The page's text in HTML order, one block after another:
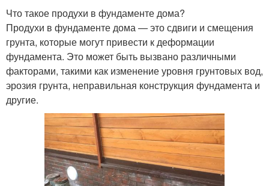
Что такое продухи в фундаменте дома?
Продухи в фундаменте дома — это сдвиги и смещения
грунта, которые могут привести к деформации
фундамента. Это может быть вызвано различными
факторами, такими как изменение уровня грунтовых вод,
эрозия грунта, неправильная конструкция фундамента и
другие.